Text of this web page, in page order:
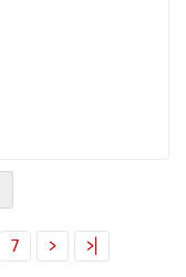
7 > >|